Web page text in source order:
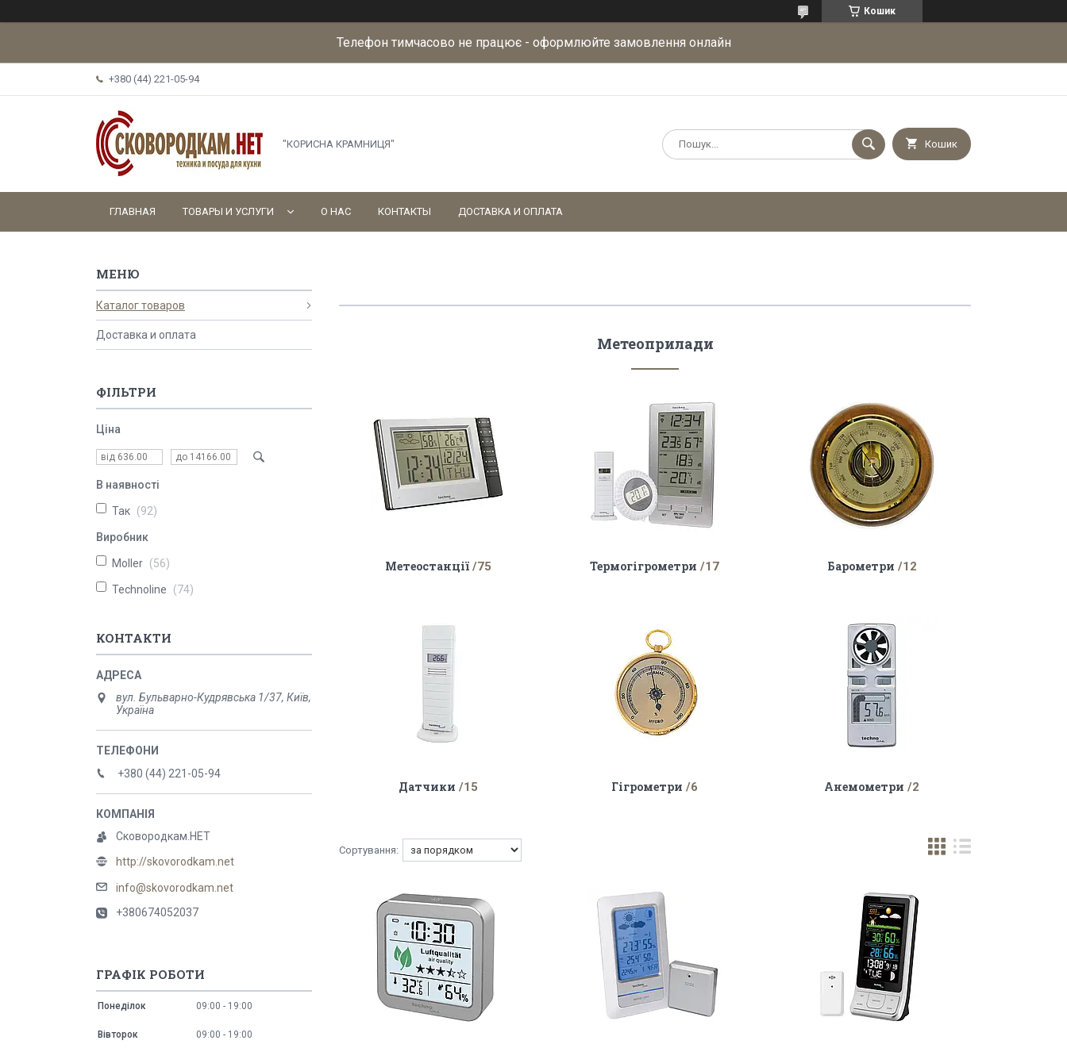
Кошик
Телефон тимчасово не працює - оформлюйте замовлення онлайн
+380 (44) 221-05-94
"КОРИСНА КРАМНИЦЯ" Кошик
ГЛАВНАЯ ТОВАРЫ И УСЛУГИ О НАС КОНТАКТЫ ДОСТАВКА И ОПЛАТА
Метеоприлади
Метеостанції 75 Термогігрометри 17 Барометри 12
Датчики 15 Гігрометри 6 Анемометри 2
Каталог товаров
Доставка и оплата
ФІЛЬТРИ
Ціна
В наявності
Так 92
Виробник
Moller 56
Technoline 74
КОНТАКТИ
вул. Бульварно-Кудрявська 1/37, Київ,
Україна
+380 (44) 221-05-94
Сковородкам.НЕТ
http://skovorodkam.net
info@skovorodkam.net
+380674052037
ГРАФІК РОБОТИ
Понеділок 09:00 19:00
Вівторок 09:00 19:00